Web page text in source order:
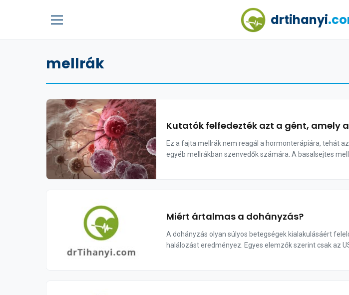
drtihanyi
mellrák
Kutatók felfedezték azt a gént, amely
Ez a fajta mellrák nem reagál a hormonterápiára, tehát
egyéb mellrákban szenvedők számára. A basalsejtes
Miért ártalmas a dohányzás?
A dohányzás olyan súlyos betegségek kialakulásáért
halálozást eredményez. Egyes elemzők szerint csak az